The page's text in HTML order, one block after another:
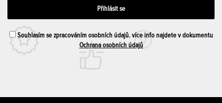
Souhlasím se zpracováním osobních údajů. více info najdete v dokumentu
Ochrana osobních údajů